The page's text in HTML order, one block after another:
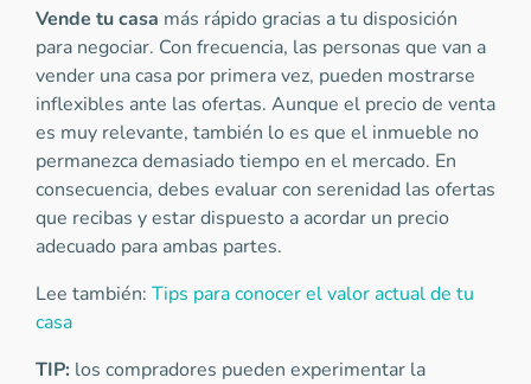
Vende tu casa más rápido gracias a tu disposición
para negociar. Con frecuencia, las personas que van a
vender una casa por primera vez, pueden mostrarse
inflexibles ante las ofertas. Aunque el precio de venta
es muy relevante, también lo es que el inmueble no
permanezca demasiado tiempo en el mercado. En
consecuencia, debes evaluar con serenidad las ofertas
que recibas y estar dispuesto a acordar un precio
adecuado para ambas partes.
Lee también: Tips para conocer el valor actual de tu
casa
TIP: los compradores pueden experimentar la